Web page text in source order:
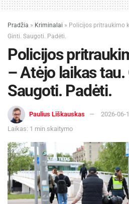
Pradžia » Kriminalai » Policijos pritraukimo
Ginti. Saugoti. Padėti.
Policijos
– Atėjo laikas tau.
Saugoti. Padėti.
Paulius Liškauskas
2026-06-
Laikas: 1 min skaitymo